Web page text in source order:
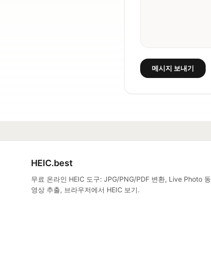
메시지 보내기
HEIC.best
무료 온라인 HEIC 도구: JPG/PNG/PDF 변환, Live Photo 동
영상 추출, 브라우저에서 HEIC 보기.